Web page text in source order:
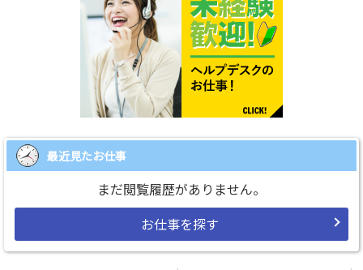
最近見たお仕事
まだ閲覧履歴がありません。
お仕事を探す